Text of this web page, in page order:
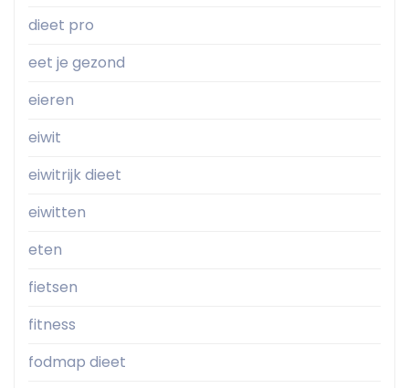
dieet pro
eet je gezond
eieren
eiwit
eiwitrijk dieet
eiwitten
eten
fietsen
fitness
fodmap dieet